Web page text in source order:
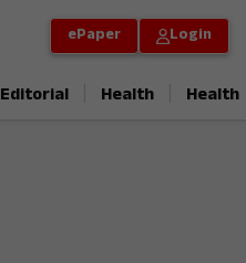
ePaper Login
Editorial Health Health